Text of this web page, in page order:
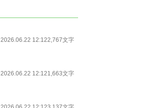
2026.06.22 12:122,767文字
2026.06.22 12:121,663文字